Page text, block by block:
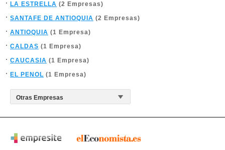
LA ESTRELLA (2 Empresas)
SANTAFE DE ANTIOQUIA (2 Empresas)
ANTIOQUIA (1 Empresa)
CALDAS (1 Empresa)
CAUCASIA (1 Empresa)
EL PENOL (1 Empresa)